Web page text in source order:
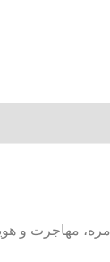
مهاجرت و